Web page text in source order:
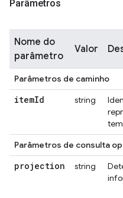
Parâmetros
Nome do
parâmetro
Valor
Parâmetros de caminho
itemId string
Parâmetros de consulta
projection string